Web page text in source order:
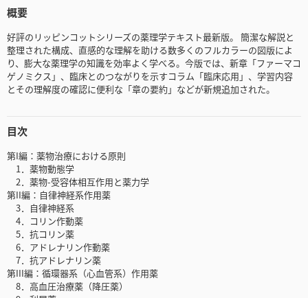
概要
好評のリッピンコットシリーズの薬理学テキスト最新版。 簡潔な解説と
整理された構成、直感的な理解を助ける数多くのフルカラーの図版によ
り、膨大な薬理学の知識を効率よく学べる。今版では、新章「ファーマコ
ゲノミクス」、臨床とのつながりを示すコラム「臨床応用」、学習内容
とその理解度の確認に便利な「章の要約」などが新規追加された。
目次
第I編：薬物治療における原則
1．薬物動態学
2．薬物-受容体相互作用と薬力学
第II編：自律神経系作用薬
3．自律神経系
4．コリン作動薬
5．抗コリン薬
6．アドレナリン作動薬
7．抗アドレナリン薬
第III編：循環器系（心血管系）作用薬
8．高血圧治療薬（降圧薬）